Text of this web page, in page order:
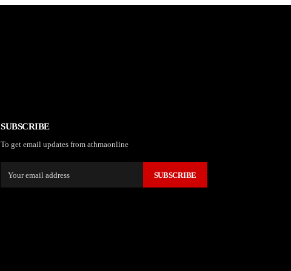
SUBSCRIBE
To get email updates from athmaonline
SUBSCRIBE